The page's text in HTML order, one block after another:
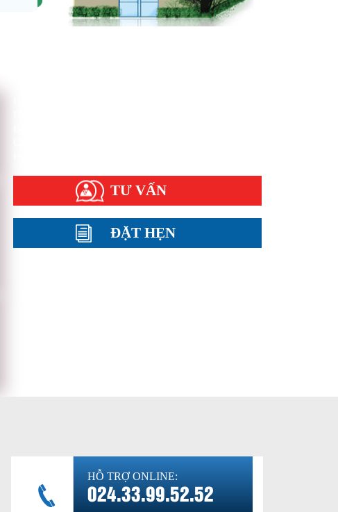
TƯ VẤN
ĐẶT HẸN
HỖ TRỢ ONLINE:
024.33.99.52.52